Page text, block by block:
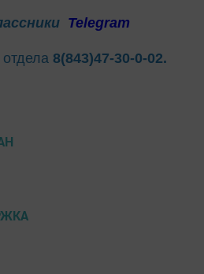
Telegram
8(843)47-30-0-02.